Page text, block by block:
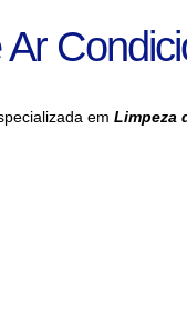
em Limpeza